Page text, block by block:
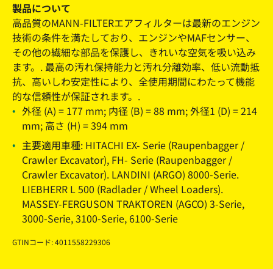
製品について
高品質のMANN-FILTERエアフィルターは最新のエンジン
技術の条件を満たしており、エンジンやMAFセンサー、
その他の繊細な部品を保護し、きれいな空気を吸い込み
ます。. 最高の汚れ保持能力と汚れ分離効率、低い流動抵
抗、高いしわ安定性により、全使用期間にわたって機能
的な信頼性が保証されます。.
外径 (A) = 177 mm; 内径 (B) = 88 mm; 外径1 (D) = 214
mm; 高さ (H) = 394 mm
主要適用車種: HITACHI EX- Serie (Raupenbagger /
Crawler Excavator), FH- Serie (Raupenbagger /
Crawler Excavator). LANDINI (ARGO) 8000-Serie.
LIEBHERR L 500 (Radlader / Wheel Loaders).
MASSEY-FERGUSON TRAKTOREN (AGCO) 3-Serie,
3000-Serie, 3100-Serie, 6100-Serie
GTINコード: 4011558229306